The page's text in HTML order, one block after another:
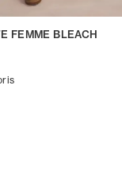
FEMME BLEACH